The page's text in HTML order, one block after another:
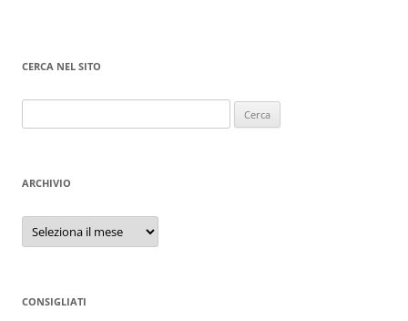
CERCA NEL SITO
per:
ARCHIVIO
Archivio
CONSIGLIATI